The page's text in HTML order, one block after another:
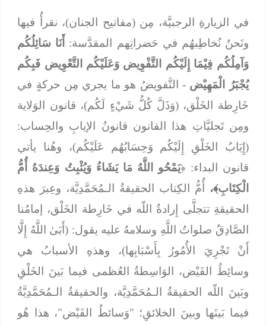
في الزيارةِ الرجبيَّة، مِن (مفاتيح الجنان)، نقرأُ فيها
ونَحنُ نُخاطِبهُم في حَضراتِهم المقدَّسة: أَنَا سَائِلُكُم
وَآمِلُكُم فِيْمَا إِلَيْكُم التَّفْوِيض وَعَلَيْكُم التَّعْوِيض فَبِكُم
يُجْبَرُ الْمَهِيْض- التَّفويضُ هو ما يجري مِن حركةٍ في
خَارِطة الخَلْق، (وَذَلَّ كُلُّ شَيْءٍ لَكُم)، قانون الوَلاية
ومِن تَجليَّاتِ هذا القانون قانونُ الإيابِ والحِساب:
(إِيَابُ الخَلْقِ إِلَيْكُم وَحِسَابُهُم عَلَيْكُم)، وهُنا يأتي
قانون البداء: ﴿يَمْحُو اللَّهُ مَا يَشَاءُ وَيُثْبِتُ وَعِندَهُ أُمُّ
الْكِتَابِ﴾، أُمُّ الكِتاب الحقيقةُ الـمُحَمَّدِيَّة، وعِبرَ هذهِ
الحقيقةِ تتجلَّى إِرادةُ اللّه في خَارِطة الخَلْق، إمامُنا
الصَّادِقُ صلواتُ اللَّهِ وسلامهُ عليه يقول: (أَبَىٰ اللَّهُ إِلَّا
أَنْ تَجْرِيَ الأُمُورُ بِأَسْبَابِها)، وهذهِ الأسبابُ هي
وسائِطُ الفَيْض، الوَاسِطةُ العُظمى فيما بَينَ الخَلْقِ
وبَينَ اللّه الحقيقةُ الـمُحَمَّدِيَّة، والحقيقةُ الـمُحَمَّدِيَّةُ
فيما بَينَها وبينَ الخلائقِ؛ "وَسائطُ الفَيْض"، هذا هُو